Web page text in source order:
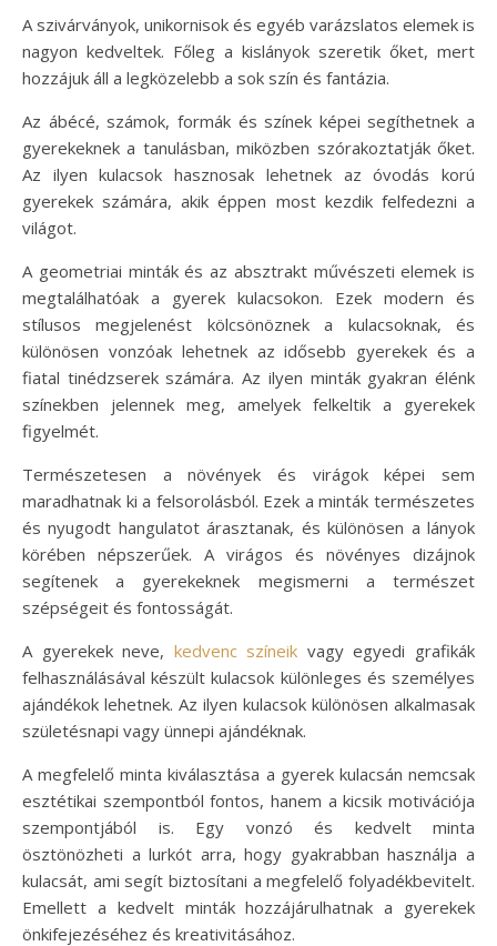
A szivárványok, unikornisok és egyéb varázslatos elemek is
nagyon kedveltek. Főleg a kislányok szeretik őket, mert
hozzájuk áll a legközelebb a sok szín és fantázia.
Az ábécé, számok, formák és színek képei segíthetnek a
gyerekeknek a tanulásban, miközben szórakoztatják őket.
Az ilyen kulacsok hasznosak lehetnek az óvodás korú
gyerekek számára, akik éppen most kezdik felfedezni a
világot.
A geometriai minták és az absztrakt művészeti elemek is
megtalálhatóak a gyerek kulacsokon. Ezek modern és
stílusos megjelenést kölcsönöznek a kulacsoknak, és
különösen vonzóak lehetnek az idősebb gyerekek és a
fiatal tinédzserek számára. Az ilyen minták gyakran élénk
színekben jelennek meg, amelyek felkeltik a gyerekek
figyelmét.
Természetesen a növények és virágok képei sem
maradhatnak ki a felsorolásból. Ezek a minták természetes
és nyugodt hangulatot árasztanak, és különösen a lányok
körében népszerűek. A virágos és növényes dizájnok
segítenek a gyerekeknek megismerni a természet
szépségeit és fontosságát.
A gyerekek neve, kedvenc színeik vagy egyedi grafikák
felhasználásával készült kulacsok különleges és személyes
ajándékok lehetnek. Az ilyen kulacsok különösen alkalmasak
születésnapi vagy ünnepi ajándéknak.
A megfelelő minta kiválasztása a gyerek kulacsán nemcsak
esztétikai szempontból fontos, hanem a kicsik motivációja
szempontjából is. Egy vonzó és kedvelt minta
ösztönözheti a lurkót arra, hogy gyakrabban használja a
kulacsát, ami segít biztosítani a megfelelő folyadékbevitelt.
Emellett a kedvelt minták hozzájárulhatnak a gyerekek
önkifejezéséhez és kreativitásához.